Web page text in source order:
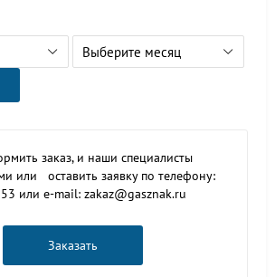
Выберите месяц
заказ, и наши специалисты
или оставить заявку по телефону:
или e-mail: zakaz@gasznak.ru
Заказать